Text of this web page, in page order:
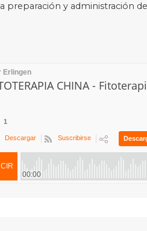
preparación y administración